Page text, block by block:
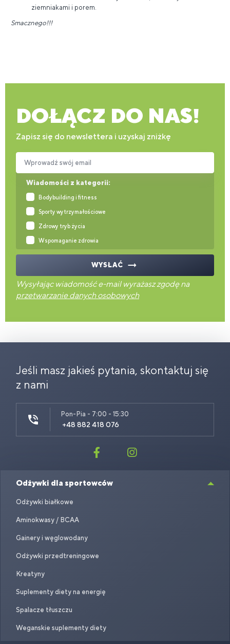
ziemniakami i porem.
Smacznego!!!
DOŁĄCZ DO NAS!
Zapisz się do newslettera i uzyskaj zniżkę
Wiadomości z kategorii:
Bodybuilding i fitness
Sporty wytrzymałościowe
Zdrowy tryb życia
Wspomaganie zdrowia
Wprowadź swój email
WYSŁAĆ
Wysyłając wiadomość e-mail wyrażasz zgodę na
przetwarzanie danych osobowych
Jeśli masz jakieś pytania, skontaktuj się
z nami
Pon-Pia - 7:00 - 15:30
+48 882 418 076
Odżywki dla sportowców
Odżywki białkowe
Aminokwasy / BCAA
Gainery i węglowodany
Odżywki przedtreningowe
Kreatyny
Suplementy diety na energię
Spalacze tłuszczu
Weganskie suplementy diety